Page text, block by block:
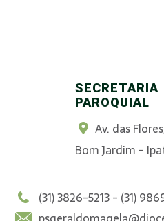
SECRETARIA
PAROQUIAL
Av. das
Bom Jardim -
(31) 3826-5213 - (31)